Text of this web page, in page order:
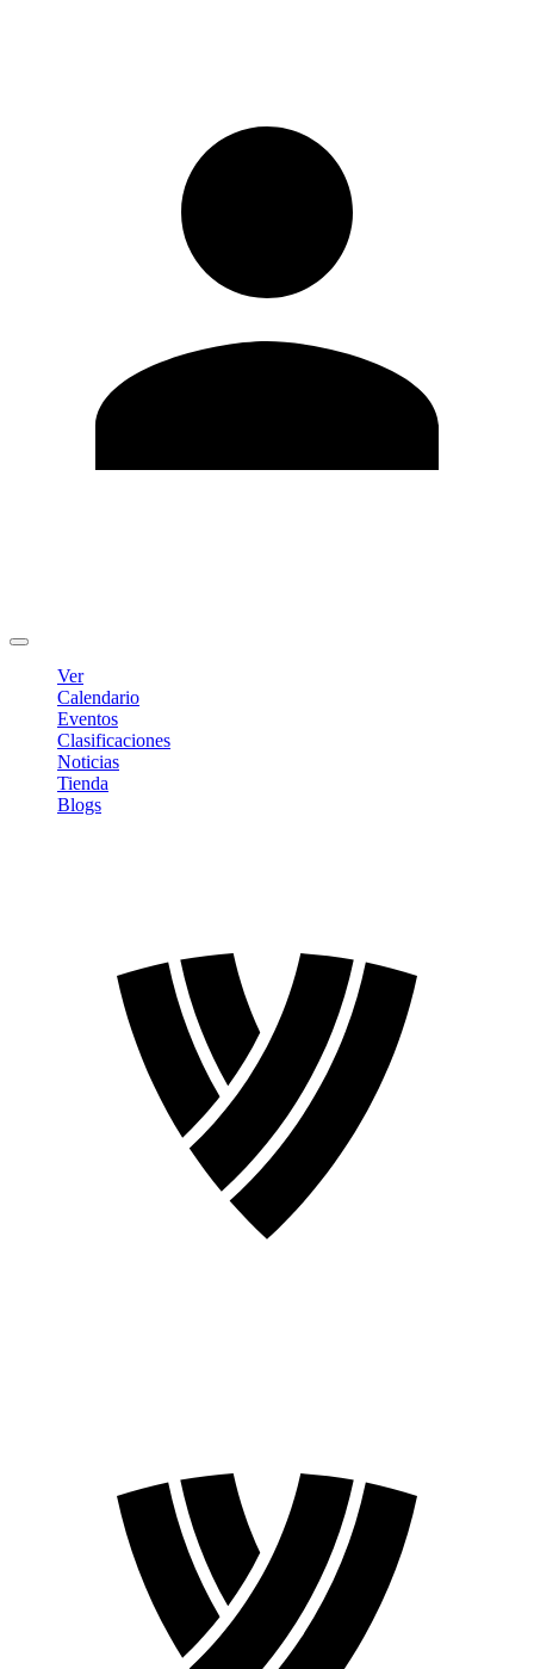
Ver
Calendario
Eventos
Clasificaciones
Noticias
Tienda
Blogs